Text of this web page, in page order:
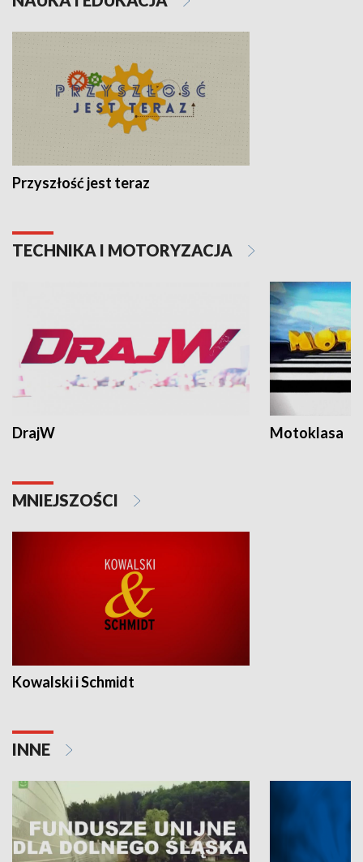
Przyszłość jest teraz
TECHNIKA I MOTORYZACJA
DrajW Motoklasa
MNIEJSZOŚCI
Kowalski i Schmidt
INNE